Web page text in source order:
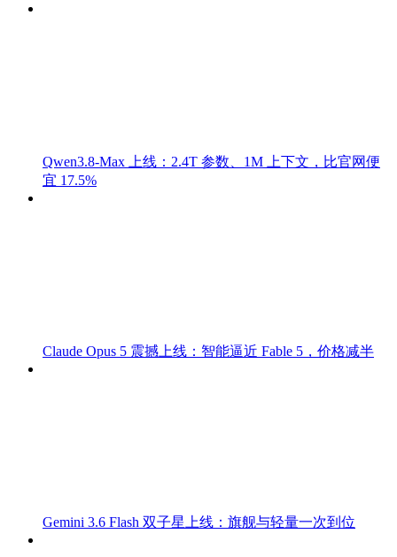
Qwen3.8-Max 上线：2.4T 参数、1M 上下文，比官网便
宜 17.5%
Claude Opus 5 震撼上线：智能逼近 Fable 5，价格减半
Gemini 3.6 Flash 双子星上线：旗舰与轻量一次到位